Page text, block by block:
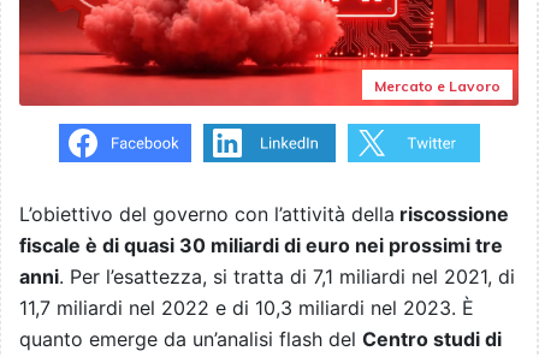
Mercato e Lavoro
L’obiettivo del governo con l’attività della riscossione
fiscale è di quasi 30 miliardi di euro nei prossimi tre
anni. Per l’esattezza, si tratta di 7,1 miliardi nel 2021, di
11,7 miliardi nel 2022 e di 10,3 miliardi nel 2023. È
quanto emerge da un’analisi flash del Centro studi di